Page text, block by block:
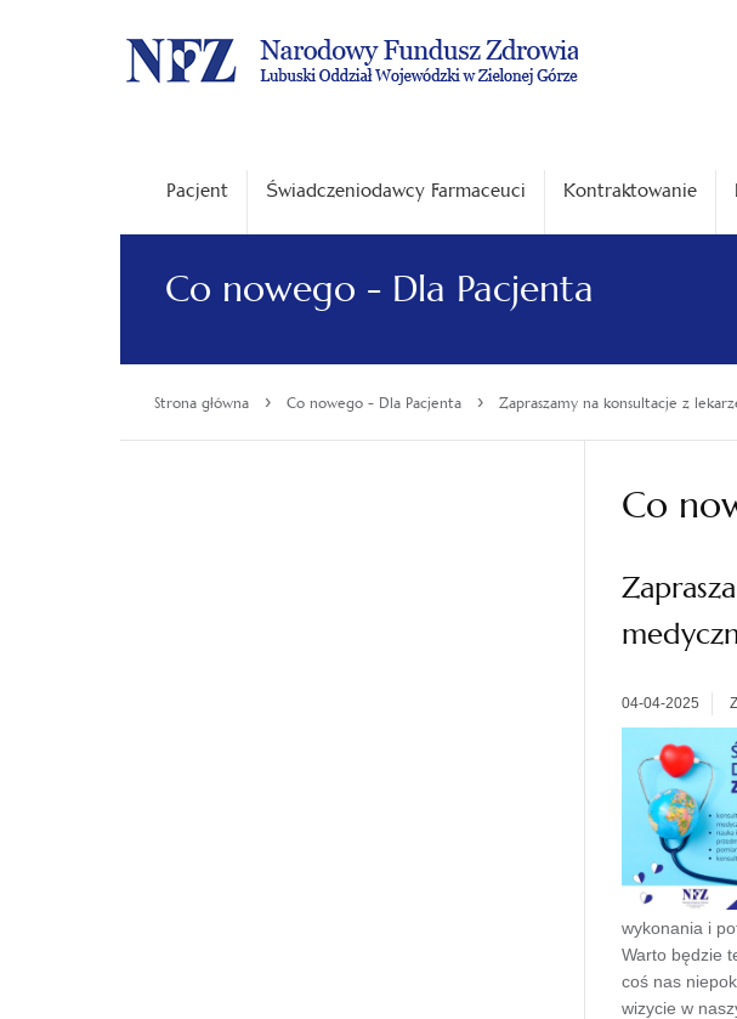
Pacjent Świadczeniodawcy Farmaceuci Kontraktowanie
Co nowego - Dla Pacjenta
Strona główna › Co nowego - Dla Pacjenta › Zapraszamy na konsultacje z
Co
04-04-2025
wykonania i
Warto będzie
coś nas
wizycie w